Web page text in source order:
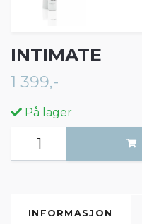
INTIMATE
1 399,-
På lager
INFORMASJON